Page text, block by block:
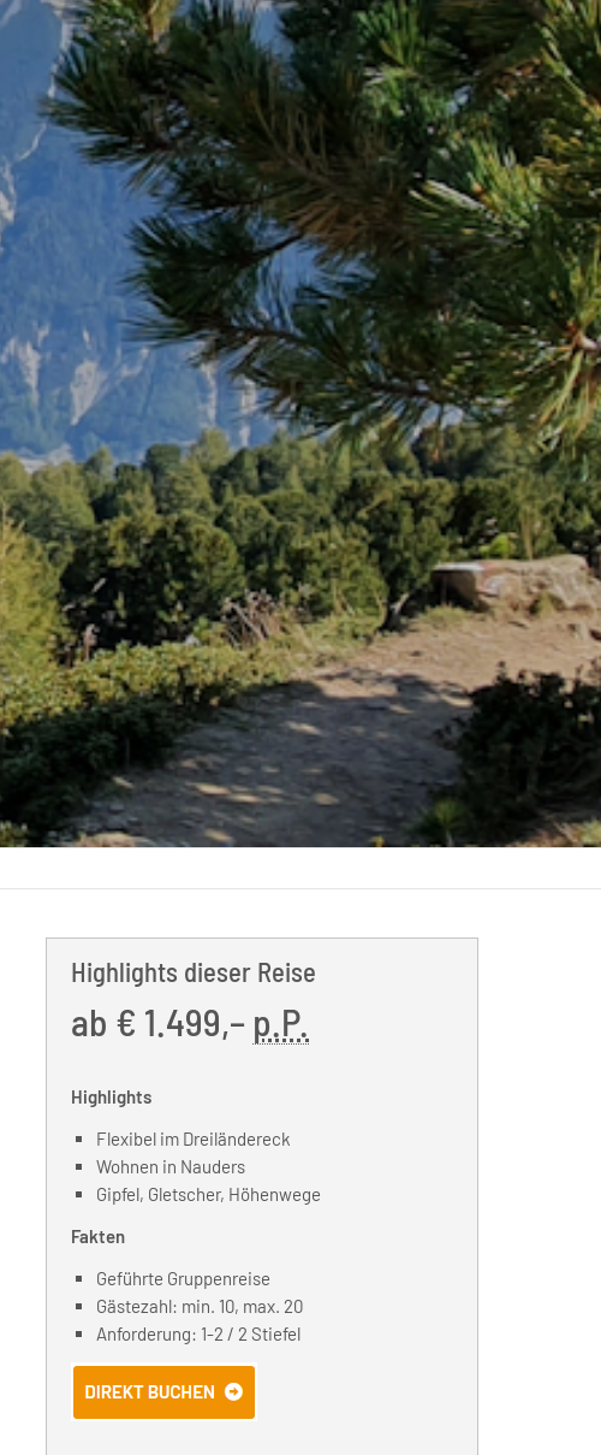
Highlights dieser Reise
ab € 1.499,– p.P.
Highlights
Flexibel im Dreiländereck
Wohnen in Nauders
Gipfel, Gletscher, Höhenwege
Fakten
Geführte Gruppenreise
Gästezahl: min. 10, max. 20
Anforderung: 1-2 / 2 Stiefel